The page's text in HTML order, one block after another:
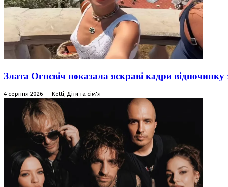
Злата Огнєвіч показала яскраві кадри
4 серпня 2026 — Ketti, Діти та сім'я